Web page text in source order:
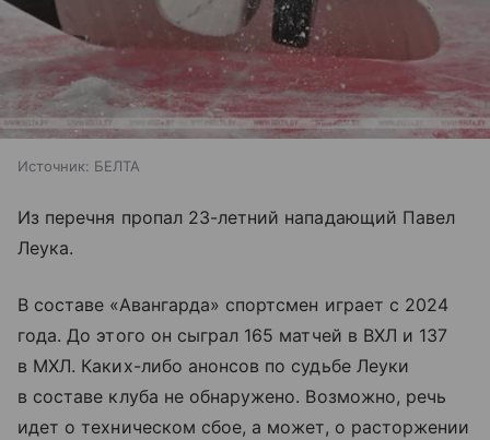
Источник: БЕЛТА
Из перечня пропал 23-летний нападающий Павел
Леука.
В составе «Авангарда» спортсмен играет с 2024
года. До этого он сыграл 165 матчей в ВХЛ и 137
в МХЛ. Каких-либо анонсов по судьбе Леуки
в составе клуба не обнаружено. Возможно, речь
идет о техническом сбое, а может, о расторжении